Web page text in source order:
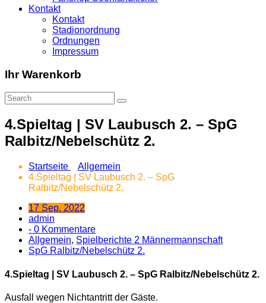
Kontakt
Kontakt
Stadionordnung
Ordnungen
Impressum
Ihr Warenkorb
4.Spieltag | SV Laubusch 2. – SpG
Ralbitz/Nebelschütz 2.
Startseite
Allgemein
4.Spieltag | SV Laubusch 2. – SpG
Ralbitz/Nebelschütz 2.
17 Sep. 2022
admin
- 0 Kommentare
Allgemein, Spielberichte 2 Männermannschaft
SpG Ralbitz/Nebelschütz 2.
4.Spieltag | SV Laubusch 2. – SpG Ralbitz/Nebelschütz 2.
Ausfall wegen Nichtantritt der Gäste.